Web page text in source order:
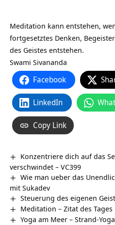
Meditation kann entstehen,
fortgesetztes Denken,
des Geistes entstehen.
Swami Sivananda
Facebook
LinkedIn
Copy Link
Konzentriere dich auf das
verschwindet – VC399
Wie man ueber das
mit Sukadev
Steuerung des eigenen
Meditation – Zitat des Tages
Yoga am Meer – Strand-Yoga